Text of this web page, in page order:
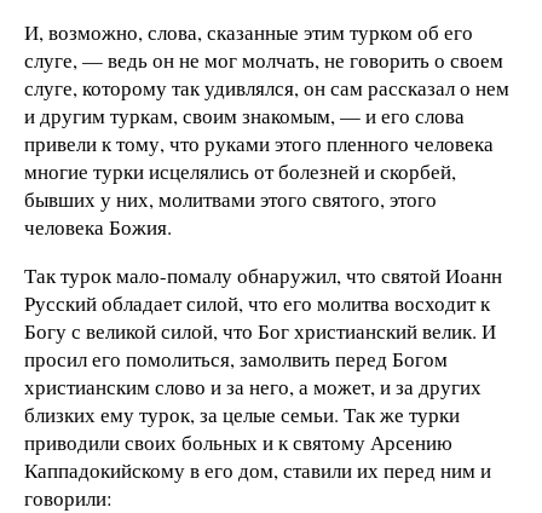
И, возможно, слова, сказанные этим турком об его
слуге, — ведь он не мог молчать, не говорить о своем
слуге, которому так удивлялся, он сам рассказал о нем
и другим туркам, своим знакомым, — и его слова
привели к тому, что руками этого пленного человека
многие турки исцелялись от болезней и скорбей,
бывших у них, молитвами этого святого, этого
человека Божия.
Так турок мало-помалу обнаружил, что святой Иоанн
Русский обладает силой, что его молитва восходит к
Богу с великой силой, что Бог христианский велик. И
просил его помолиться, замолвить перед Богом
христианским слово и за него, а может, и за других
близких ему турок, за целые семьи. Так же турки
приводили своих больных и к святому Арсению
Каппадокийскому в его дом, ставили их перед ним и
говорили: